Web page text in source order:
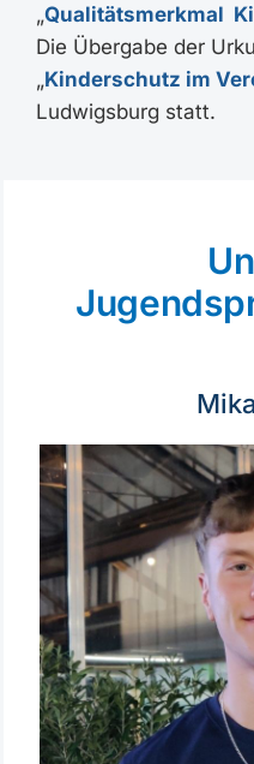
„Qualitätsmerkmal
Die Übergabe der
„Kinderschutz im
Ludwigsburg statt.